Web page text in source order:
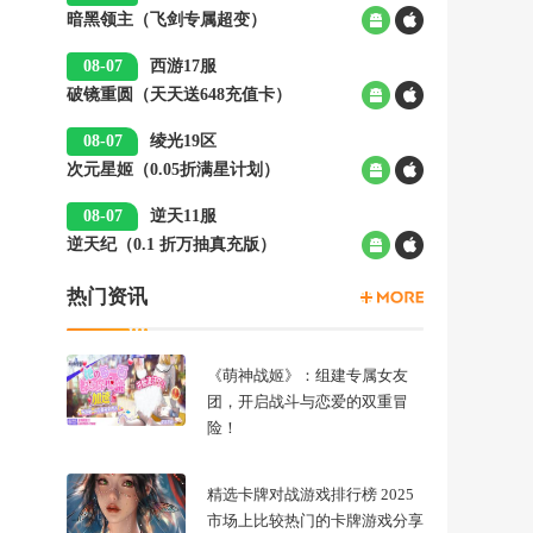
00:05
暗黑领主（飞剑专属超变）
08-07
00:05
西游17服
破镜重圆（天天送648充值卡）
08-07
00:05
绫光19区
次元星姬（0.05折满星计划）
08-07
00:05
逆天11服
逆天纪（0.1 折万抽真充版）
热门资讯
《萌神战姬》：组建专属女友
团，开启战斗与恋爱的双重冒
险！
精选卡牌对战游戏排行榜 2025
市场上比较热门的卡牌游戏分享